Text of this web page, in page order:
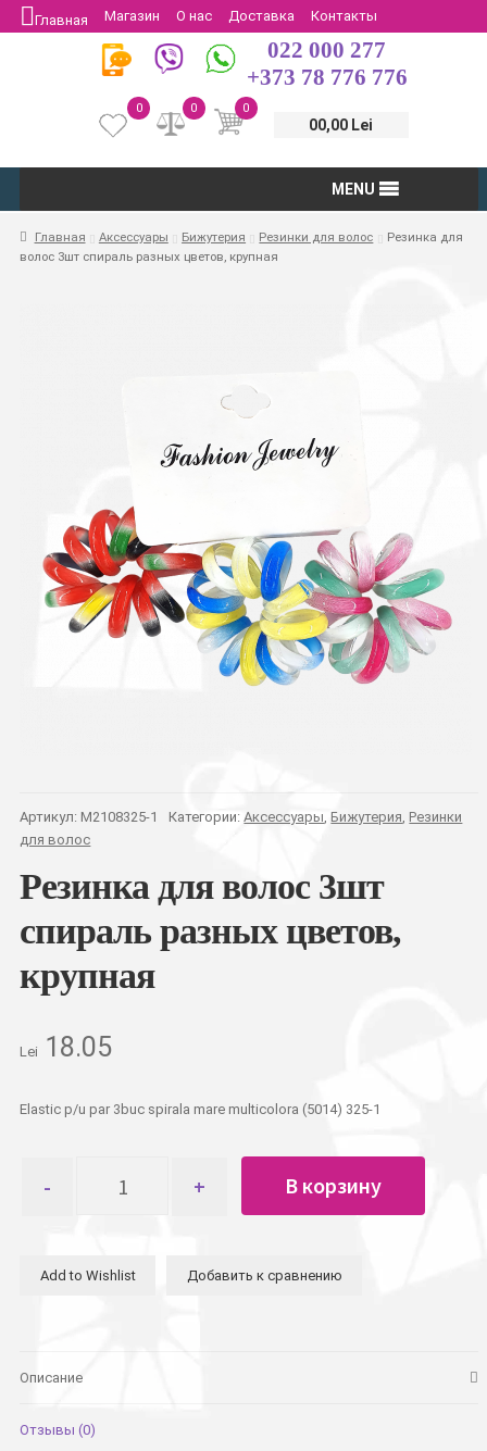
Главная Магазин О нас Доставка
Контакты
Защита потребителей
Возврат
022 000 277
+373 78 776 776
0
00,00 Lei
0
0
MENU
Главная Аксессуары Бижутерия Резинки для волос
Резинка для
волос 3шт спираль разных цветов, крупная
Артикул: M2108325-1 Категории:Аксессуары,Бижутерия, Резинки
для волос
Резинка для волос 3шт
спираль разных цветов,
крупная
Lei 18.05
Elastic p/u par 3buc spirala mare multicolora (5014) 325-1
товара
3шт
крупная
В корзину
Add to Wishlist Добавить к сравнению
Описание
Отзывы (0)